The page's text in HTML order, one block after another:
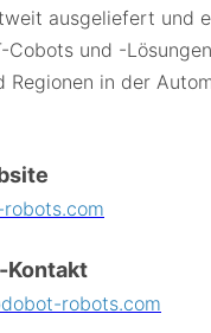
ausgeliefert und
Cobots und -
Regionen in der
Kontakt
robots.com